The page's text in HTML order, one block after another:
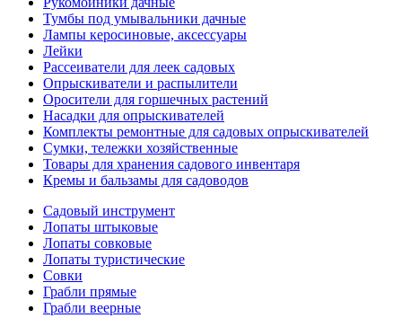
Тумбы под умывальники дачные
Лампы керосиновые, аксессуары
Лейки
Рассеиватели для леек садовых
Опрыскиватели и распылители
Оросители для горшечных растений
Насадки для опрыскивателей
Комплекты ремонтные для садовых опрыскивателей
Сумки, тележки хозяйственные
Товары для хранения садового инвентаря
Кремы и бальзамы для садоводов
Садовый инструмент
Лопаты штыковые
Лопаты совковые
Лопаты туристические
Совки
Грабли прямые
Грабли веерные